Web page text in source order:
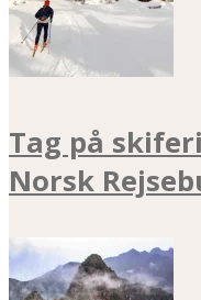
Tag på
Norsk